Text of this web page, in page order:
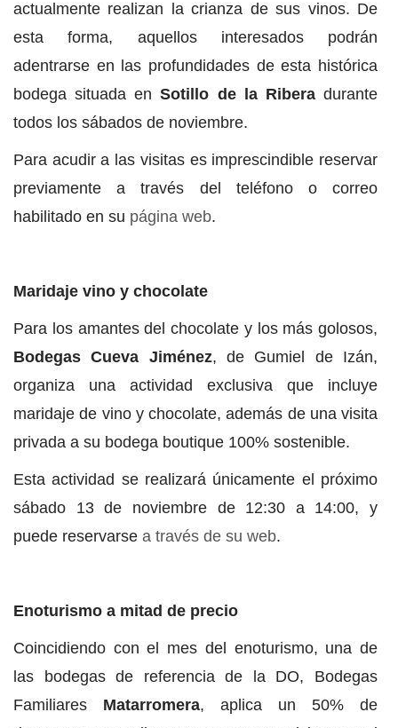
actualmente realizan la crianza de sus vinos. De
esta forma, aquellos interesados podrán
adentrarse en las profundidades de esta histórica
bodega situada enSotillo de la Riberadurante
todos los sábados de noviembre.
Para acudir a las visitas es imprescindible reservar
previamente a través del teléfono o correo
habilitado en su página web.
Maridaje vino y chocolate
Para los amantes del chocolate y los más golosos,
Bodegas Cueva Jiménez, de Gumiel de Izán,
organiza una actividad exclusiva que incluye
maridaje de vino y chocolate, además de una visita
privada a su bodega boutique 100% sostenible.
Esta actividad se realizará únicamente el próximo
sábado 13 de noviembre de 12:30 a 14:00, y
puede reservarse a través de su web.
Enoturismo a mitad de precio
Coincidiendo con el mes del enoturismo, una de
las bodegas de referencia de la DO, Bodegas
Familiares Matarromera, aplica un 50% de